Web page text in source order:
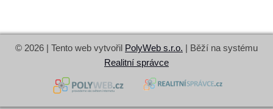
© 2026 | Tento web vytvořil PolyWeb s.r.o. | Běží na systému
Realitní správce